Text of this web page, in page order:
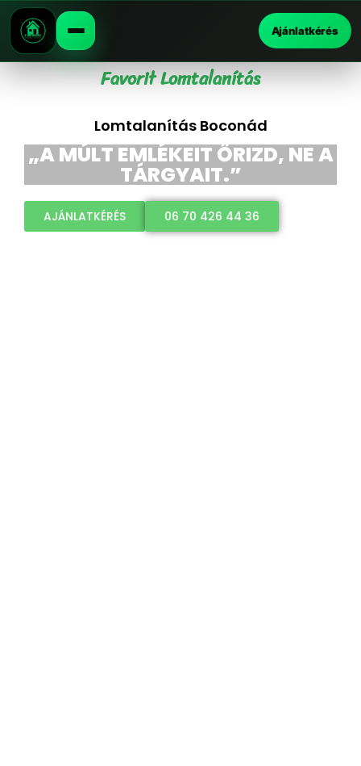
Ajánlatkérés
Favorit Lomtalanítás
Lomtalanítás Boconád
„A MÚLT EMLÉKEIT ŐRIZD, NE A
TÁRGYAIT.”
AJÁNLATKÉRÉS 06 70 426 44 36